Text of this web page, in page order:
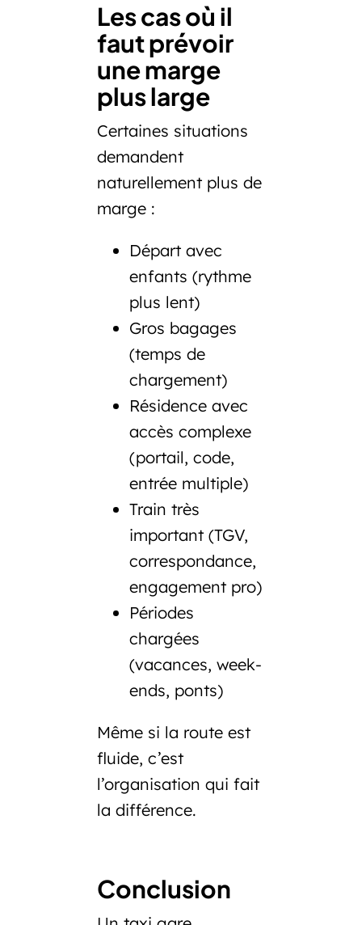
Les cas où il
faut prévoir
une marge
plus large
Certaines situations
demandent
naturellement plus de
marge :
Départ avec
enfants (rythme
plus lent)
Gros bagages
(temps de
chargement)
Résidence avec
accès complexe
(portail, code,
entrée multiple)
Train très
important (TGV,
correspondance,
engagement pro)
Périodes
chargées
(vacances, week-
ends, ponts)
Même si la route est
fluide, c’est
l’organisation qui fait
la différence.
Conclusion